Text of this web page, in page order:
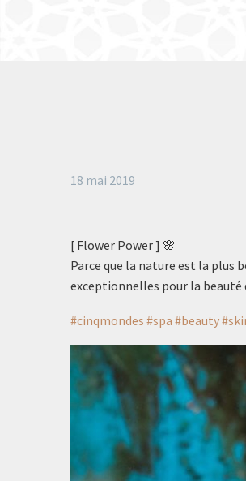
18 mai 2019
[ Flower Power ] 🌸
Parce que la nature est la plus
exceptionnelles pour la beauté
#cinqmondes #spa #beauty